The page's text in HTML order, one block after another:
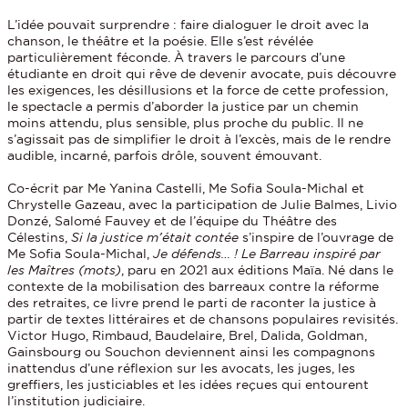
L’idée pouvait surprendre : faire dialoguer le droit avec la
chanson, le théâtre et la poésie. Elle s’est révélée
particulièrement féconde. À travers le parcours d’une
étudiante en droit qui rêve de devenir avocate, puis découvre
les exigences, les désillusions et la force de cette profession,
le spectacle a permis d’aborder la justice par un chemin
moins attendu, plus sensible, plus proche du public. Il ne
s’agissait pas de simplifier le droit à l’excès, mais de le rendre
audible, incarné, parfois drôle, souvent émouvant.
Co-écrit par Me Yanina Castelli, Me Sofia Soula-Michal et
Chrystelle Gazeau, avec la participation de Julie Balmes, Livio
Donzé, Salomé Fauvey et de l’équipe du Théâtre des
Célestins,Si la justice m’était contée s’inspire de l’ouvrage de
Me Sofia Soula-Michal,Je défends… ! Le Barreau inspiré par
les Maîtres (mots) , paru en 2021 aux éditions Maïa. Né dans le
contexte de la mobilisation des barreaux contre la réforme
des retraites, ce livre prend le parti de raconter la justice à
partir de textes littéraires et de chansons populaires revisités.
Victor Hugo, Rimbaud, Baudelaire, Brel, Dalida, Goldman,
Gainsbourg ou Souchon deviennent ainsi les compagnons
inattendus d’une réflexion sur les avocats, les juges, les
greffiers, les justiciables et les idées reçues qui entourent
l’institution judiciaire.